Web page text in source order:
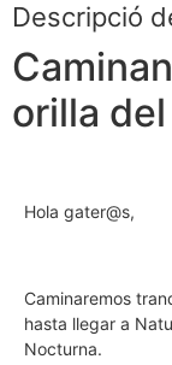
Descripció
orilla
Hola gater@s,
Caminaremos
hasta llegar a
Nocturna.